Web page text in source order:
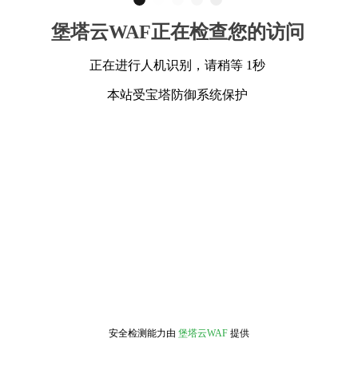
堡塔云WAF正在检查您的访问
正在进行人机识别，请稍等 1秒
本站受宝塔防御系统保护
安全检测能力由 堡塔云WAF 提供